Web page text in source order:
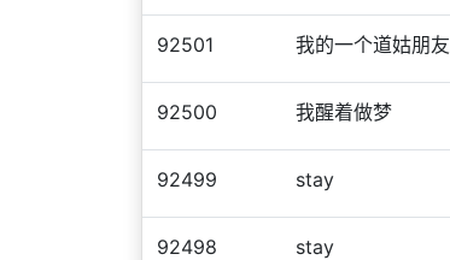
92501 我的一个道姑朋友
92500 我醒着做梦
92499 stay
92498 stay